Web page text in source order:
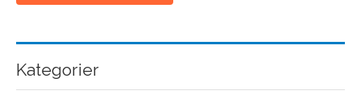
Kategorier